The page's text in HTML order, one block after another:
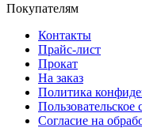
Покупателям
Контакты
Прайс-лист
Прокат
На заказ
Политика
Пользовательское
Согласие на